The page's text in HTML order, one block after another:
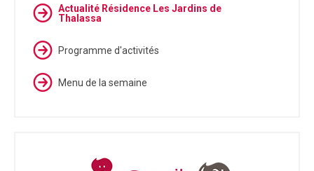
Actualité Résidence Les Jardins de
Thalassa
Programme d'activités
Menu de la semaine